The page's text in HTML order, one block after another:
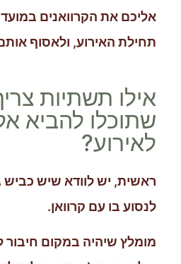
אליכם את הקרוואנים
תחילת האירוע, ולאסוף
אילו תשתיות
שתוכלו להביא
לאירוע?
ראשית, יש לוודא שיש כביש
לנסוע בו עם קרוואן.
מומלץ שיהיה במקום חיבור